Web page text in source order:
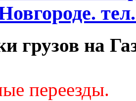
грузов на
переезды.